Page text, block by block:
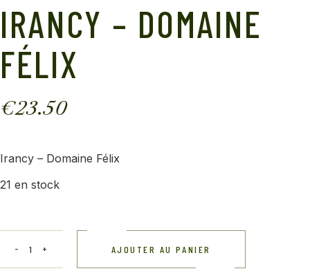
IRANCY – DOMAINE
FÉLIX
€23.50
Irancy – Domaine Félix
21 en stock
AJOUTER AU PANIER